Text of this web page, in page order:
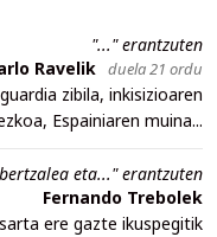
"..." erantzuten
Ravelik duela 21 ordu
zibila, inkisizioaren
Espainiaren muina...
eta..." erantzuten
Fernando Trebolek
ere gazte ikuspegitik